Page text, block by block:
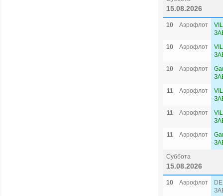
15.08.2026
10 Аэрофлот
10
Аэрофлот
10
Аэрофлот
11
Аэрофлот
11
Аэрофлот
11
Аэрофлот
Суббота
15.08.2026
10 Аэрофлот